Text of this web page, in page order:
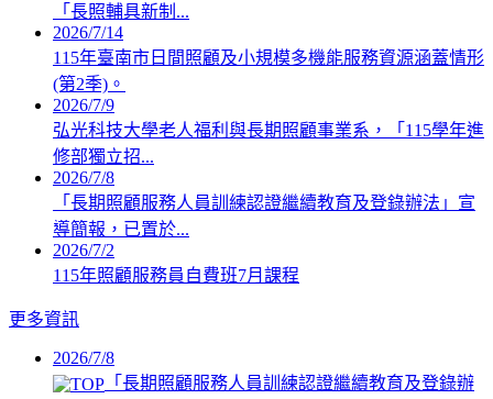
「長照輔具新制...
2026/7/14
115年臺南市日間照顧及小規模多機能服務資源涵蓋情形
(第2季)。
2026/7/9
弘光科技大學老人福利與長期照顧事業系，「115學年進
修部獨立招...
2026/7/8
「長期照顧服務人員訓練認證繼續教育及登錄辦法」宣
導簡報，已置於...
2026/7/2
115年照顧服務員自費班7月課程
更多資訊
2026/7/8
「長期照顧服務人員訓練認證繼續教育及登錄辦